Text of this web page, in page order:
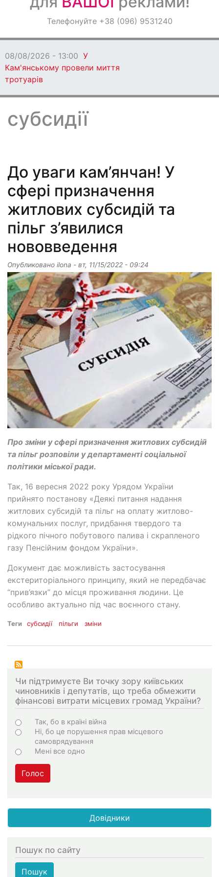
ОголошенняТелефонуйте +38 (096) 9531240
08/08/2026 - 13:00 У
Кам'янському провели миття
тротуарів
субсидії
До уваги кам’янчан! У
сфері призначення
житлових субсидій та
пільг з’явилися
нововведення
Опубликовано ilona - вт, 11/15/2022 - 09:24
Про зміни у сфері призначення житлових субсидій
та пільг розповіли у департаменті соціальної
політики міської ради.
Так, 16 вересня 2022 року Урядом України
прийнято постанову «Деякі питання надання
житлових субсидій та пільг на оплату житлово-
комунальних послуг, придбання твердого та
рідкого пічного побутового палива і скрапленого
газу Пенсійним фондом України».
Документ дає можливість застосування
екстериторіального принципу, який не передбачає
“прив’язки” до місця проживання людини. Це
особливо актуально під час воєнного стану.
Теги субсидії пільги зміни
Чи підтримуєте Ви точку зору київських
чиновників і депутатів, що треба обмежити
фінансові витрати місцевих громад України?
Choices
Так, бо в країні війна
Ні, бо це порушення прав місцевого
самоврядування
Мені все одно
Голос
Довідники
Пошук по сайту
Пошук